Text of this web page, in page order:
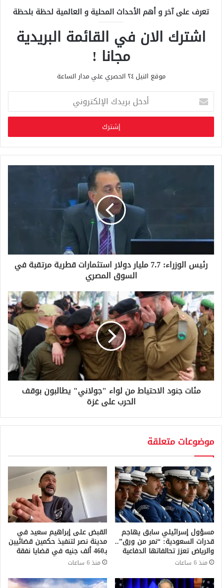
تعرف على آخر و أهم الأحداث المحلية و العالمية لحظة بلحظة
اشترك الان في القائمة البريدية
مجانا !
موقع النيل ٢٤ الحصري علي مدار الساعة
خ
ب
ر
ي
د
ت
ر
رئيس الوزراء: 7.7 مليار دولار استثمارات قطرية مرتقبة في
السوق المصري
مئات جنود الاحتياط من لواء "جولاني" يطالبون بوقف
الحرب على غزة
موضوعات متعلقة
مسؤول إسرائيلي سابق يهاجم
قدرات السعودية: “نمر من ورق”..
والرياض تعزز تحالفاتها الدفاعية
منذ 6 ساعات
القبض على إبراهيم سعيد في
مدينة نصر لتنفيذ حكمين قضائيين
بـ460 ألف جنيه في قضايا نفقة
منذ 6 ساعات